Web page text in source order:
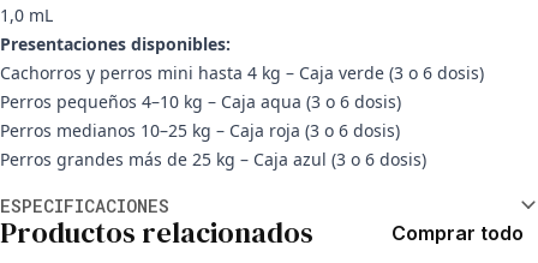
1,0 mL
Presentaciones disponibles:
Cachorros y perros mini hasta 4 kg – Caja verde (3 o 6 dosis)
Perros pequeños 4–10 kg – Caja aqua (3 o 6 dosis)
Perros medianos 10–25 kg – Caja roja (3 o 6 dosis)
Perros grandes más de 25 kg – Caja azul (3 o 6 dosis)
ESPECIFICACIONES
Productos relacionados Comprar todo